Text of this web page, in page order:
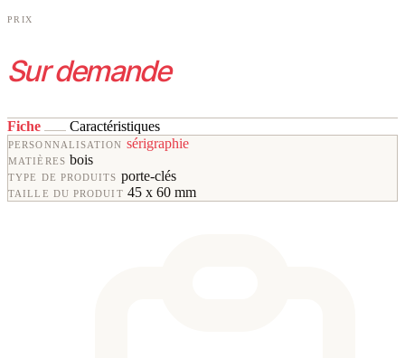
PRIX
Sur demande
Fiche Caractéristiques
PERSONNALISATION sérigraphie
MATIÈRES bois
TYPE DE PRODUITS porte-clés
TAILLE DU PRODUIT 45 x 60 mm